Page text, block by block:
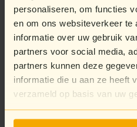
personaliseren, om functies
en om ons websiteverkeer te
informatie over uw gebruik
partners voor social media,
partners kunnen deze
informatie die u aan ze heeft
verzameld op basis van uw